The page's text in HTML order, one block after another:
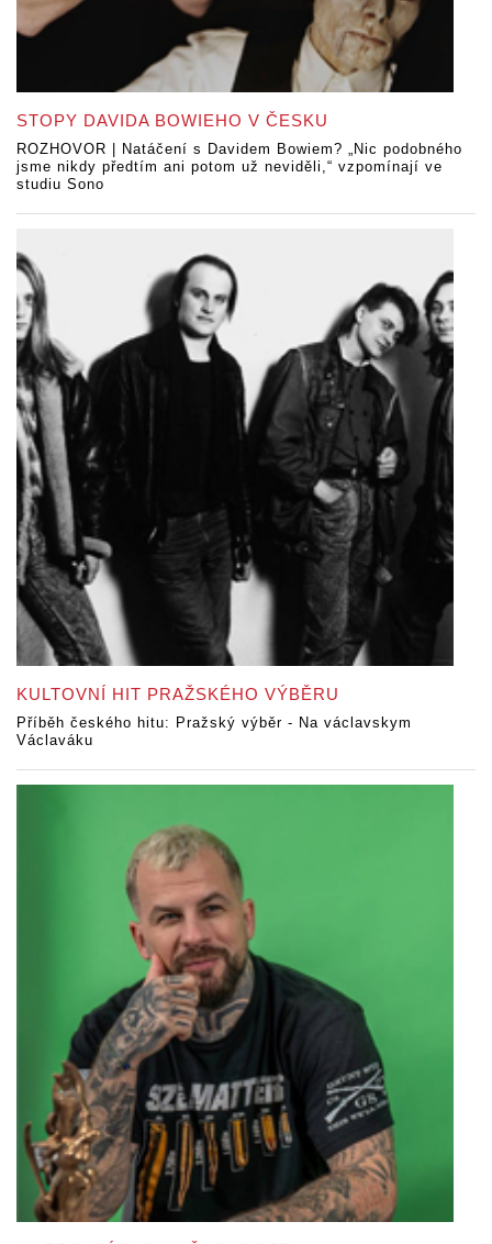
STOPY DAVIDA BOWIEHO V ČESKU
ROZHOVOR | Natáčení s Davidem Bowiem? „Nic podobného
jsme nikdy předtím ani potom už neviděli,“ vzpomínají ve
studiu Sono
KULTOVNÍ HIT PRAŽSKÉHO VÝBĚRU
Příběh českého hitu: Pražský výběr - Na václavskym
Václaváku